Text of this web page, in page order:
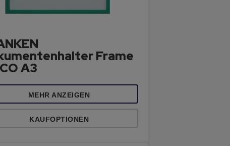
Frame
A3
MEHR ANZEIGEN
KAUFOPTIONEN